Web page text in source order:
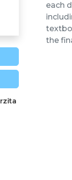
each
the